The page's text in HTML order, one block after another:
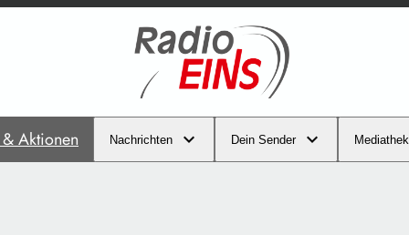
Aktionen Nachrichten Dein Sender Mediathek